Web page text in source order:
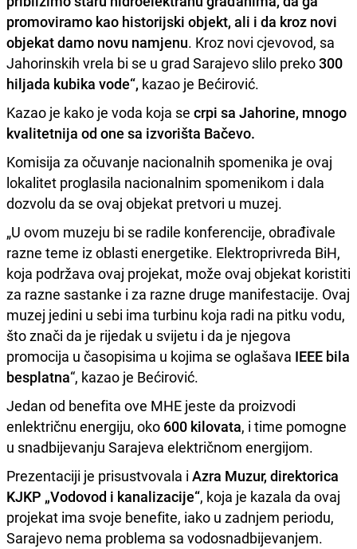
promoviramo kao historijski objekt, ali i da kroz novi
objekat damo novu namjenu. Kroz novi cjevovod, sa
Jahorinskih vrela bi se u grad Sarajevo slilo preko300
hiljada kubika vode“, kazao je Bećirović.
Kazao je kako je voda koja se crpi sa Jahorine, mnogo
kvalitetnija od one sa izvorišta Bačevo.
Komisija za očuvanje nacionalnih spomenika je ovaj
lokalitet proglasila nacionalnim spomenikom i dala
dozvolu da se ovaj objekat pretvori u muzej.
„U ovom muzeju bi se radile konferencije, obrađivale
razne teme iz oblasti energetike. Elektroprivreda BiH,
koja podržava ovaj projekat, može ovaj objekat koristiti
za razne sastanke i za razne druge manifestacije. Ovaj
muzej jedini u sebi ima turbinu koja radi na pitku vodu,
što znači da je rijedak u svijetu i da je njegova
promocija u časopisima u kojima se oglašava IEEE bila
besplatna“, kazao je Bećirović.
Jedan od benefita ove MHE jeste da proizvodi
enlektričnu energiju, oko 600 kilovata, i time pomogne
u snadbijevanju Sarajeva električnom energijom.
Prezentaciji je prisustvovala i Azra Muzur, direktorica
KJKP „Vodovod i kanalizacije“, koja je kazala da ovaj
projekat ima svoje benefite, iako u zadnjem periodu,
Sarajevo nema problema sa vodosnadbijevanjem.